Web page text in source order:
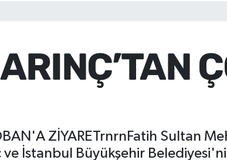
ZİYARETrnrnFatih Sultan
ve İstanbul Büyükşehir